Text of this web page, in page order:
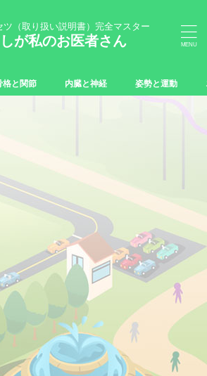
ツ（取り扱い説明書）完全マスター
が私のお医者さん
格と関節 内臓と神経 姿勢と運動